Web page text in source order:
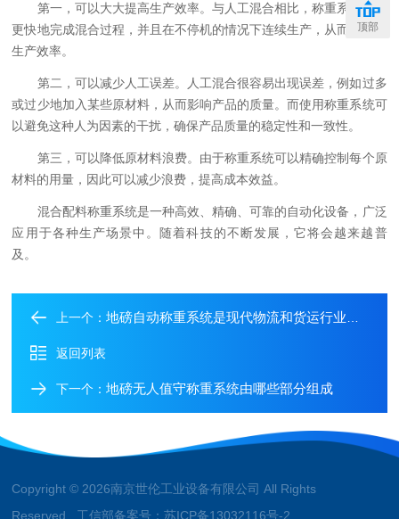
第一，可以大大提高生产效率。与人工混合相比，称重系统可以
更快地完成混合过程，并且在不停机的情况下连续生产，从而提高了
生产效率。
第二，可以减少人工误差。人工混合很容易出现误差，例如过多
或过少地加入某些原材料，从而影响产品的质量。而使用称重系统可
以避免这种人为因素的干扰，确保产品质量的稳定性和一致性。
第三，可以降低原材料浪费。由于称重系统可以精确控制每个原
材料的用量，因此可以减少浪费，提高成本效益。
混合配料称重系统是一种高效、精确、可靠的自动化设备，广泛
应用于各种生产场景中。随着科技的不断发展，它将会越来越普
及。
上一个：地磅自动称重系统是现代物流和货运行业中的一种高效工具
返回列表
下一个：地磅无人值守称重系统由哪些部分组成
Copyright © 2026南京世伦工业设备有限公司 All Rights
Reserved 工信部备案号：苏ICP备13032116号-2
顶部